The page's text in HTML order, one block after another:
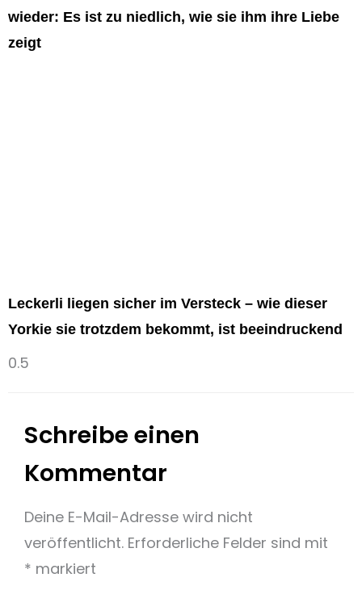
wieder: Es ist zu niedlich, wie sie ihm ihre Liebe
zeigt
Leckerli liegen sicher im Versteck – wie dieser
Yorkie sie trotzdem bekommt, ist beeindruckend
Schreibe einen
Kommentar
Deine E-Mail-Adresse wird nicht
veröffentlicht. Erforderliche Felder sind mit
* markiert